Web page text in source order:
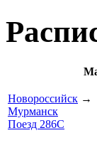
Новороссийск →
Мурманск
Поезд 286С